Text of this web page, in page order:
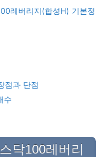
레버리지(합성H) 기본정
점과 단점
수
닥100레버리